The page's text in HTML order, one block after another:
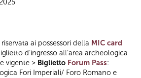
ai possessori della MIC card
d’ingresso all’area archeologica
vigente > Biglietto Forum Pass:
Fori Imperiali/ Foro Romano e